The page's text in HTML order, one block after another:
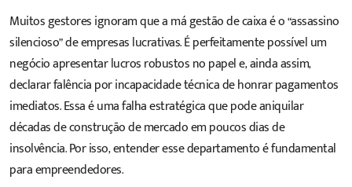
Muitos gestores ignoram que a má gestão de caixa é o “assassino
silencioso” de empresas lucrativas. É perfeitamente possível um
negócio apresentar lucros robustos no papel e, ainda assim,
declarar falência por incapacidade técnica de honrar pagamentos
imediatos. Essa é uma falha estratégica que pode aniquilar
décadas de construção de mercado em poucos dias de
insolvência. Por isso, entender esse departamento é fundamental
para empreendedores.